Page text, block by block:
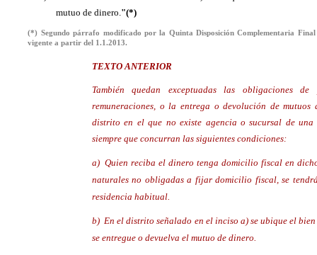
mutuo de dinero. "(*)
(*) Segundo párrafo modificado por la Quinta Disposición Complementaria
vigente a partir del 1.1.2013.
TEXTO ANTERIOR
También quedan exceptuadas las obligaciones
remuneraciones, o la entrega o devolución de
distrito en el que no existe agencia o sucursal de una
siempre que concurran las siguientes condiciones:
a) Quien reciba el dinero tenga domicilio fiscal en
naturales no obligadas a fijar domicilio fiscal, se
residencia habitual.
b) En el distrito señalado en el inciso a) se ubique el
se entregue o devuelva el mutuo de dinero.